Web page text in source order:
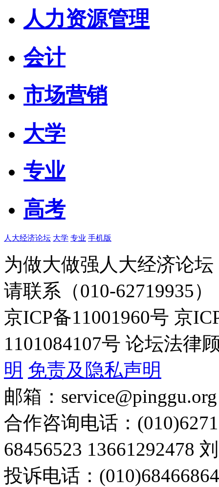
人力资源管理
会计
市场营销
大学
专业
高考
人大经济论坛 大学 专业 手机版
为做大做强人大经济论
请联系（010-62719935）
京ICP备11001960号 京
1101084107号 论坛法律
明 免责及隐私声明
邮箱：service@pinggu.org
合作咨询电话：
68456523 13661292478
投诉电话：